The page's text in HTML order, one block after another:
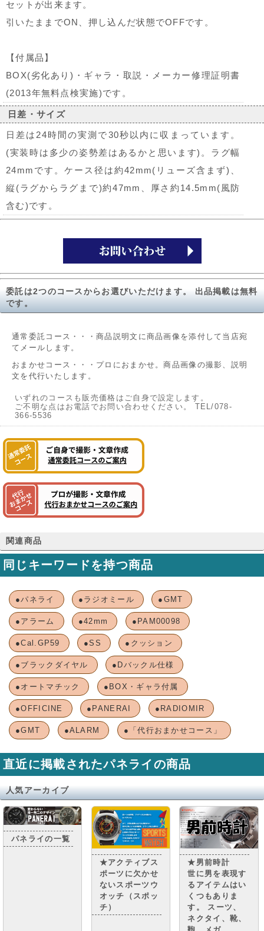
セットが出来ます。
引いたままでON、押し込んだ状態でOFFです。
【付属品】
BOX(劣化あり)・ギャラ・取説・メーカー修理証明書
(2013年無料点検実施)です。
日差・サイズ
日差は24時間の実測で30秒以内に収まっています。
(実装時は多少の姿勢差はあるかと思います)。ラグ幅
24mmです。ケース径は約42mm(リューズ含まず)、
縦(ラグからラグまで)約47mm、厚さ約14.5mm(風防
含む)です。
委託は2つのコースからお選びいただけます。 出品掲載は無料
です。
通常委託コース・・・商品説明文に商品画像を添付して当店宛
てメールします。
おまかせコース・・・プロにおまかせ。商品画像の撮影、説明
文を代行いたします。
いずれのコースも販売価格はご自身で設定します。
ご不明な点はお電話でお問い合わせください。 TEL/078-
366-5536
関連商品
同じキーワードを持つ商品
●パネライ ●ラジオミール ●GMT
●アラーム ●42mm ●PAM00098
●Cal.GP59 ●SS ●クッション
●ブラックダイヤル ●Dバックル仕様
●オートマチック ●BOX・ギャラ付属
●OFFICINE ●PANERAI ●RADIOMIR
●GMT ●ALARM ●「代行おまかせコース」
直近に掲載されたパネライの商品
人気アーカイブ
パネライの一覧
★アクティブス
ポーツに欠かせ
ないスポーツウ
オッチ（スポッ
チ）
★男前時計
世に男を表現す
るアイテムはい
くつもありま
す。 スーツ、
ネクタイ、靴、